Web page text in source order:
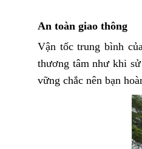
An toàn giao thông
Vận tốc trung bình
thương tâm như khi
vững chắc nên bạn